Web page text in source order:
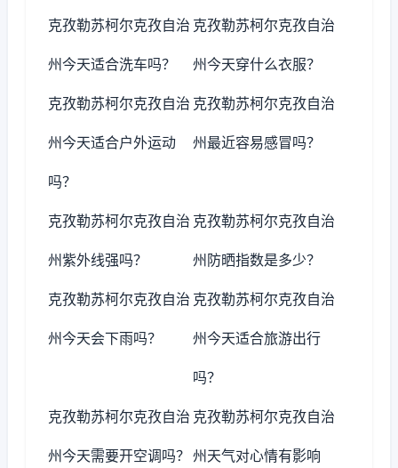
克孜勒苏柯尔克孜自治
州今天适合洗车吗？
克孜勒苏柯尔克孜自治
州今天穿什么衣服？
克孜勒苏柯尔克孜自治
州今天适合户外运动
吗？
克孜勒苏柯尔克孜自治
州最近容易感冒吗？
克孜勒苏柯尔克孜自治
州紫外线强吗？
克孜勒苏柯尔克孜自治
州防晒指数是多少？
克孜勒苏柯尔克孜自治
州今天会下雨吗？
克孜勒苏柯尔克孜自治
州今天适合旅游出行
吗？
克孜勒苏柯尔克孜自治
州今天需要开空调吗？
克孜勒苏柯尔克孜自治
州天气对心情有影响